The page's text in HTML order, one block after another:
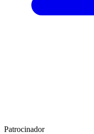
Patrocinador